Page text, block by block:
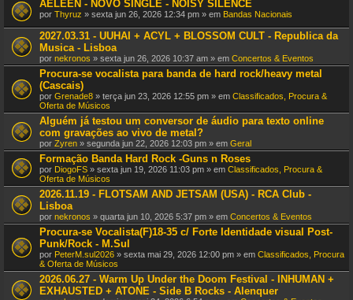
AELEEN - NOVO SINGLE - NOISY SILENCE
por Thyruz » sexta jun 26, 2026 12:34 pm » em Bandas Nacionais
2027.03.31 - UUHAI + ACYL + BLOSSOM CULT - Republica da
Musica - Lisboa
por nekronos » sexta jun 26, 2026 10:37 am » em Concertos & Eventos
Procura-se vocalista para banda de hard rock/heavy metal
(Cascais)
por Grenade8 » terça jun 23, 2026 12:55 pm » em Classificados, Procura &
Oferta de Músicos
Alguém já testou um conversor de áudio para texto online
com gravações ao vivo de metal?
por Zyren » segunda jun 22, 2026 12:03 pm » em Geral
Formação Banda Hard Rock -Guns n Roses
por DiogoFS » sexta jun 19, 2026 11:03 pm » em Classificados, Procura &
Oferta de Músicos
2026.11.19 - FLOTSAM AND JETSAM (USA) - RCA Club -
Lisboa
por nekronos » quarta jun 10, 2026 5:37 pm » em Concertos & Eventos
Procura-se Vocalista(F)18-35 c/ Forte Identidade visual Post-
Punk/Rock - M.Sul
por PeterM.sul2026 » sexta mai 29, 2026 12:00 pm » em Classificados, Procura
& Oferta de Músicos
2026.06.27 - Warm Up Under the Doom Festival - INHUMAN +
EXHAUSTED + ATONE - Side B Rocks - Alenquer